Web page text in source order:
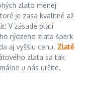
zlato menej
je zasa kvalitné až
V zásade platí
rýdzeho zlata šperk
aj vyššiu cenu. Zlaté
zlata sa tak
u nás určite.